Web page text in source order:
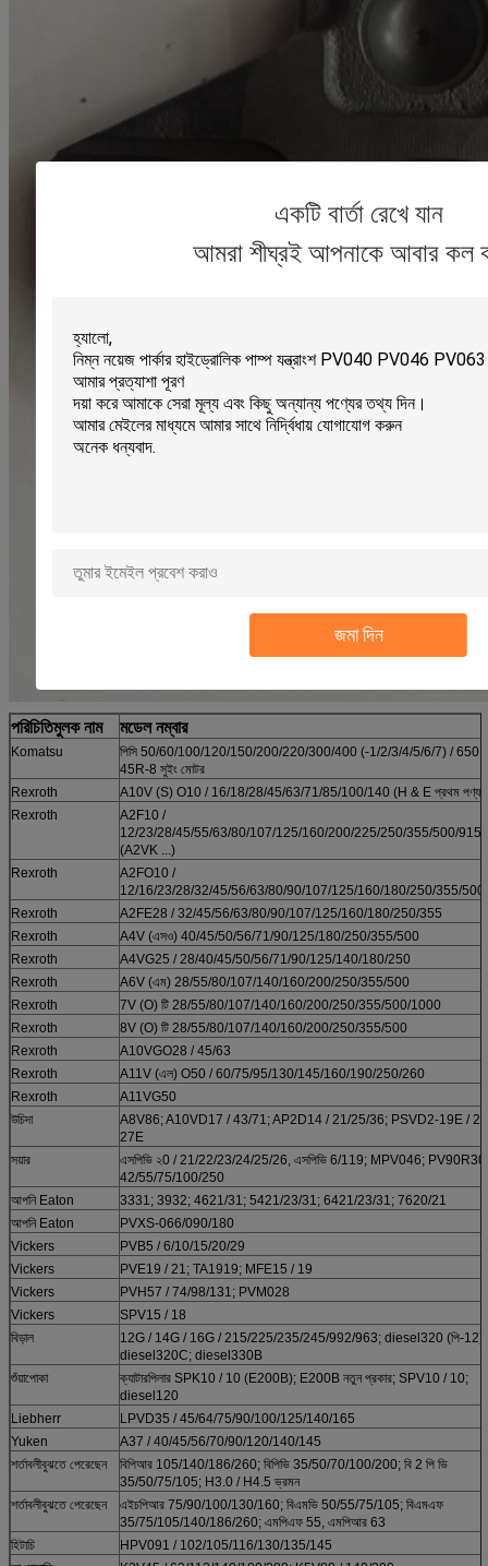
একটি বার্তা রেখে যান
আমরা শীঘ্রই আপনাকে আবার কল
জমা দিন
পরিচিতিমুলক নাম মডেল নম্বার
Komatsu
পিসি 50/60/100/120/150/200/220/300/400 (-1/2/3/4/5/6/7) / 650;
45R-8 সুইং মোটর
Rexroth
A10V (S) O10 / 16/18/28/45/63/71/85/100/140 (H & E প্রথম পণ্য)
Rexroth
A2F10 /
12/23/28/45/55/63/80/107/125/160/200/225/250/355/500/915/
(A2VK ...)
Rexroth
A2FO10 /
12/16/23/28/32/45/56/63/80/90/107/125/160/180/250/355/500
Rexroth
A2FE28 / 32/45/56/63/80/90/107/125/160/180/250/355
Rexroth
A4V (এসও) 40/45/50/56/71/90/125/180/250/355/500
Rexroth
A4VG25 / 28/40/45/50/56/71/90/125/140/180/250
Rexroth
A6V (এম) 28/55/80/107/140/160/200/250/355/500
Rexroth
7V (O) টি 28/55/80/107/140/160/200/250/355/500/1000
Rexroth
8V (O) টি 28/55/80/107/140/160/200/250/355/500
Rexroth
A10VGO28 / 45/63
Rexroth
A11V (এল) O50 / 60/75/95/130/145/160/190/250/260
Rexroth
A11VG50
উচিদা
A8V86; A10VD17 / 43/71; AP2D14 / 21/25/36; PSVD2-19E /
27E
সয়ার
এসপিভি ২0 / 21/22/23/24/25/26, এসপিভি 6/119; MPV046; PV90R30
42/55/75/100/250
আপনি Eaton
3331; 3932; 4621/31; 5421/23/31; 6421/23/31; 7620/21
আপনি Eaton
PVXS-066/090/180
Vickers
PVB5 / 6/10/15/20/29
Vickers
PVE19 / 21; TA1919; MFE15 / 19
Vickers
PVH57 / 74/98/131; PVM028
Vickers
SPV15 / 18
বিড়াল
12G / 14G / 16G / 215/225/235/245/992/963; diesel320 (পি-12);
diesel320C; diesel330B
শুঁয়াপোকা
ক্যাটারপিলার SPK10 / 10 (E200B); E200B নতুন প্রকার; SPV10 / 10;
diesel120
Liebherr
LPVD35 / 45/64/75/90/100/125/140/165
Yuken
A37 / 40/45/56/70/90/120/140/145
শর্তাবলীবুঝতে পেরেছেন
বিপিআর 105/140/186/260; বিপিভি 35/50/70/100/200; বি 2 পি ভি
35/50/75/105; H3.0 / H4.5 ভ্রমন
শর্তাবলীবুঝতে পেরেছেন
এইচপিআর 75/90/100/130/160; বিএমভি 50/55/75/105; বিএমএফ
35/75/105/140/186/260; এমপিএফ 55, এমপিআর 63
হিটাচি
HPV091 / 102/105/116/130/135/145